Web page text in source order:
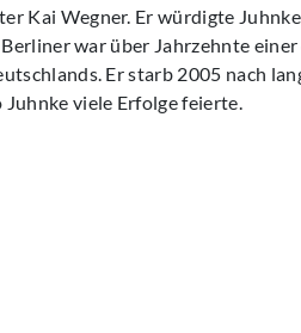
Kai Wegner. Er würdigte Juhnke
war über Jahrzehnte einer
Er starb 2005 nach
viele Erfolge feierte.